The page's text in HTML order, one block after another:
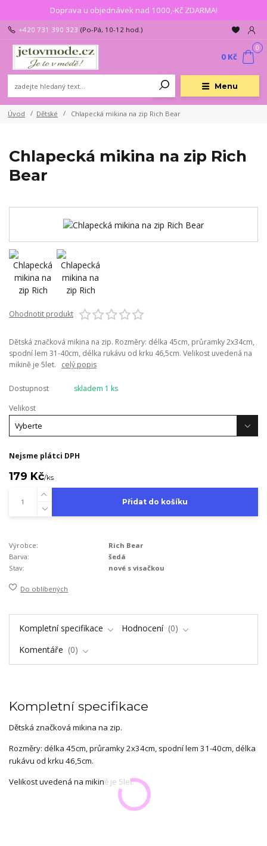
Doprava u objednávek nad 1000,-Kč ZDARMA!
Menu
+420 731 390 323 (Po-Pá, 10-12 hod.)
0
0 Kč
Úvod Dětské Chlapecká mikina na zip Rich Bear
Chlapecká mikina na zip Rich
Bear
Ohodnotit produkt
Dětská značková mikina na zip. Rozměry: délka 45cm, průramky 2x34cm,
spodní lem 31-40cm, délka rukávu od krku 46,5cm. Velikost uvedená na
mikině je 5let. celý popis
Dostupnost
skladem 1 ks
Velikost
Nejsme plátci DPH
179 Kč/ks
Přidat do košíku
Výrobce:
Rich Bear
Barva:
šedá
Stav:
nové s visačkou
Do oblíbených
Kompletní specifikace Hodnocení
0
Komentáře
0
Kompletní specifikace
Dětská značková mikina na zip.
Rozměry: délka 45cm, průramky 2x34cm, spodní lem 31-40cm, délka
rukávu od krku 46,5cm.
Velikost uvedená na mikině je 5let.